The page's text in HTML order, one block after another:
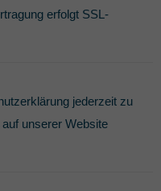
erfolgt SSL-
jederzeit zu
unserer Website